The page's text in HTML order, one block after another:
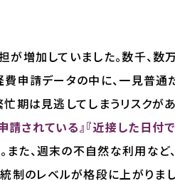
増加していました。数千、数
申請データの中に、一見普
期は見逃してしまうリスクがあ
請されている』『近接した日
た、週末の不自然な利用など
制のレベルが格段に上がりま